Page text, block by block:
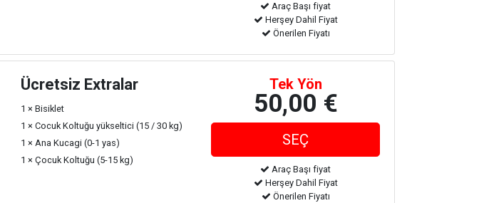
Araç Başı fiyat
Herşey Dahil Fiyat
Önerilen Fiyatı
Ücretsiz Extralar
1 × Bisiklet
1 × Cocuk Koltuğu yükseltici (15 / 30 kg)
1 × Ana Kucagi (0-1 yas)
1 × Çocuk Koltuğu (5-15 kg)
Tek Yön
50,00 €
Araç Başı fiyat
Herşey Dahil Fiyat
Önerilen Fiyatı